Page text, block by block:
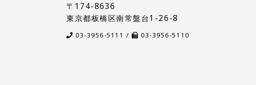
〒174-8636
東京都板橋区南常盤台1-26-8
03-3956-5111 / 03-3956-5110